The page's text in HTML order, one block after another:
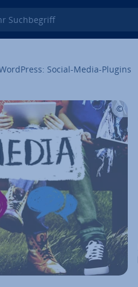
Such­be­griff
Social-Media-Plugins